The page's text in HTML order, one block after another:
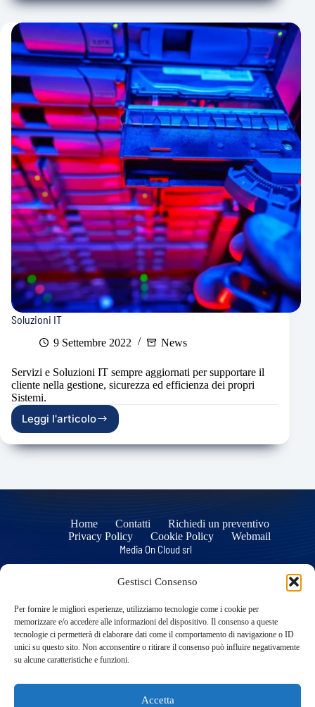
Gestisci Consenso
Per fornire le migliori esperienze, utilizziamo tecnologie come i cookie per
memorizzare e/o accedere alle informazioni del dispositivo. Il consenso a queste
tecnologie ci permetterà di elaborare dati come il comportamento di navigazione o ID
unici su questo sito. Non acconsentire o ritirare il consenso può influire negativamente
su alcune caratteristiche e funzioni.
Accetta
On
Cloud
Soluzioni IT
9 Settembre 2022 News
Servizi e Soluzioni IT sempre aggiornati per supportare il
cliente nella gestione, sicurezza ed efficienza dei propri
Sistemi.
Leggi l'articolo
Soluzioni
IT
Home Contatti
Richiedi un preventivo
Privacy Policy
Cookie Policy Webmail
Media On Cloud srl
Corso Sicilia, 43
95131 Catania Italy
Sede Legale
Via Cervignano, 29
95129 Catania Italy
tel/fax 095 8269044 - info@mediaoncloud.it